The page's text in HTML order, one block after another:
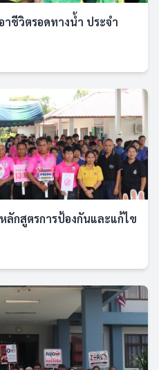
าชีวิตรอดทางน้ำ ประจำ
ลักสูตรการป้องกันและแก้ไข